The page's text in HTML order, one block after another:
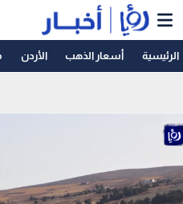
الرئيسية أسعار الذهب الأردن